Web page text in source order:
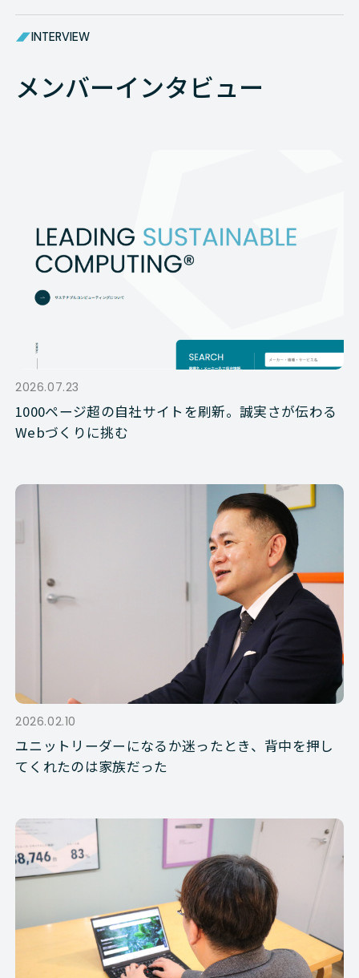
INTERVIEW
メンバーインタビュー
2026.07.23
1000ページ超の自社サイトを刷新。誠実さが伝わる
Webづくりに挑む
2026.02.10
ユニットリーダーになるか迷ったとき、背中を押し
てくれたのは家族だった